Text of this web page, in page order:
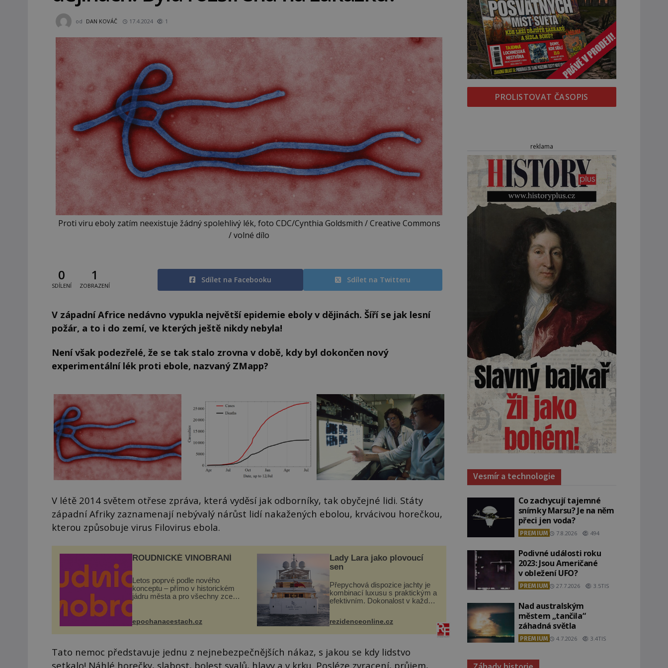
od DAN KOVÁČ 17.4.2024 1
Proti viru eboly zatím neexistuje žádný spolehlivý lék, foto CDC/Cynthia Goldsmith / Creative Commons
/ volné dílo
0
SDÍLENÍ
1
ZOBRAZENÍ
Sdílet na Facebooku Sdílet na Twitteru
V západní Africe nedávno vypukla největší epidemie eboly v dějinách. Šíří se jak lesní
požár, a to i do zemí, ve kterých ještě nikdy nebyla!
Není však podezřelé, že se tak stalo zrovna v době, kdy byl dokončen nový
experimentální lék proti ebole, nazvaný ZMapp?
V létě 2014 světem otřese zpráva, která vyděsí jak odborníky, tak obyčejné lidi. Státy
západní Afriky zaznamenají nebývalý nárůst lidí nakažených ebolou, krvácivou horečkou,
kterou způsobuje virus Filovirus ebola.
ROUDNICKÉ VINOBRANÍ
Letos poprvé podle nového
konceptu – přímo v historickém
jádru města a pro všechny zcela
náměstí. Návštěvníci se mohou
těšit na víno, burčák, pes...
epochanacestach.cz
Lady Lara jako plovoucí
sen
Přepychová dispozice jachty je
kombinací luxusu s praktickým a
efektivním. Dokonalost v každém
paluby. Monacký přístav nabízí
každoročn...
rezidenceonline.cz
Tato nemoc představuje jednu z nejnebezpečnějších nákaz, s jakou se kdy lidstvo
setkalo! Náhlé horečky, slabost, bolest svalů, hlavy a v krku. Posléze zvracení, průjem,
PROLISTOVAT ČASOPIS
reklama
Vesmír a technologie
Co zachycují tajemné
snímky Marsu? Je na něm
přeci jen voda?
PREMIUM 7.8.2026 494
Podivné události roku
2023: Jsou Američané
v obležení UFO?
PREMIUM 27.7.2026 3.5TIS
Nad australským
městem „tančila“
záhadná světla
PREMIUM 4.7.2026 3.4TIS